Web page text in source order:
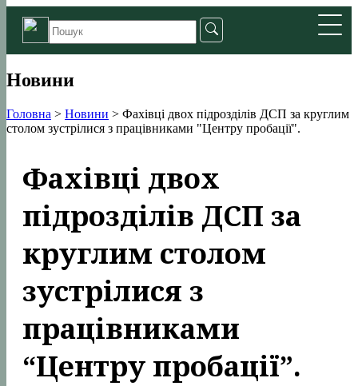
Новини
Головна > Новини > Фахівці двох підрозділів ДСП за круглим
столом зустрілися з працівниками "Центру пробації".
Фахівці двох
підрозділів ДСП за
круглим столом
зустрілися з
працівниками
“Центру пробації”.